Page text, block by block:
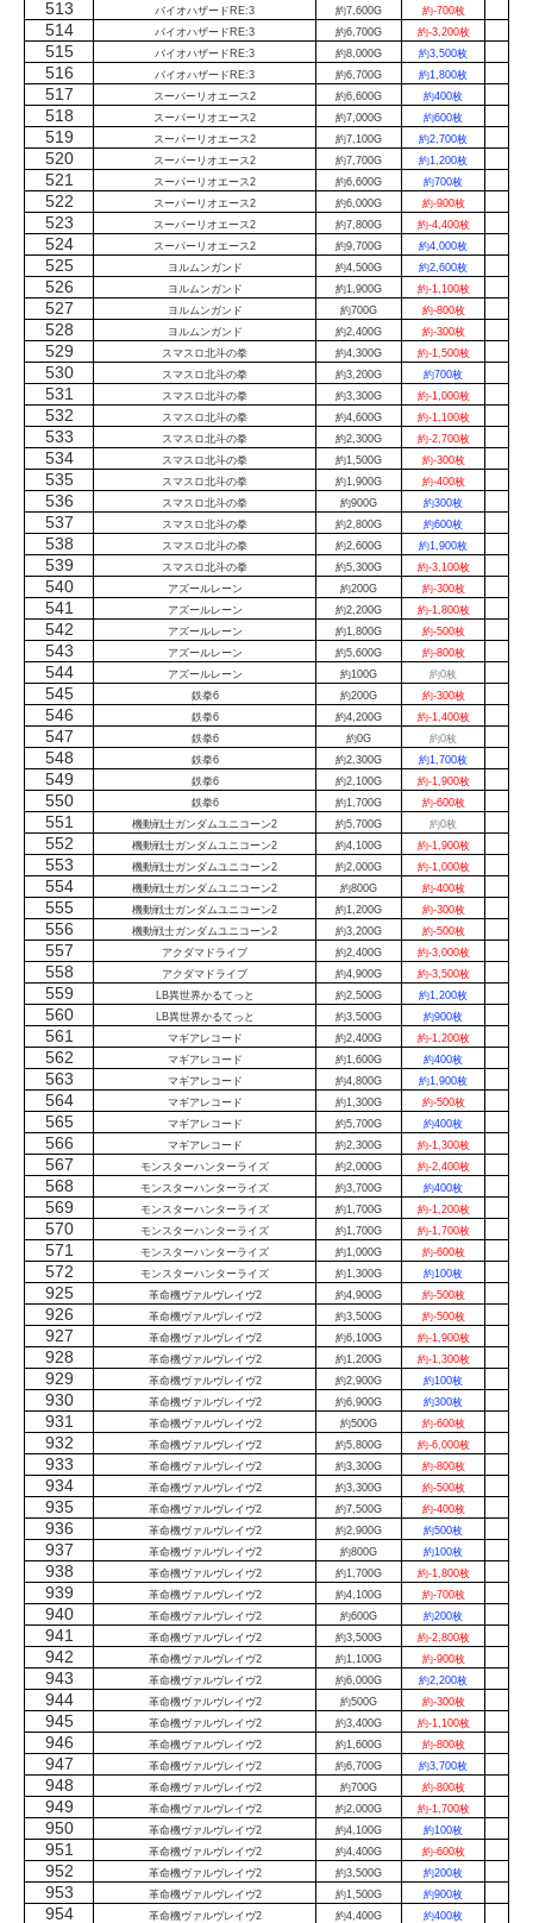
513 バイオハザードRE:3 約7,600G 約-700枚
514 バイオハザードRE:3 約6,700G 約-3,200枚
515 バイオハザードRE:3 約8,000G 約3,500枚
516 バイオハザードRE:3 約6,700G 約1,800枚
517 スーパーリオエース2 約6,600G 約400枚
518 スーパーリオエース2 約7,000G 約600枚
519 スーパーリオエース2 約7,100G 約2,700枚
520 スーパーリオエース2 約7,700G 約1,200枚
521 スーパーリオエース2 約6,600G 約700枚
522 スーパーリオエース2 約6,000G 約-900枚
523 スーパーリオエース2 約7,800G 約-4,400枚
524 スーパーリオエース2 約9,700G 約4,000枚
525 ヨルムンガンド 約4,500G 約2,600枚
526 ヨルムンガンド 約1,900G 約-1,100枚
527 ヨルムンガンド 約700G 約-800枚
528 ヨルムンガンド 約2,400G 約-300枚
529 スマスロ北斗の拳 約4,300G 約-1,500枚
530 スマスロ北斗の拳 約3,200G 約700枚
531 スマスロ北斗の拳 約3,300G 約-1,000枚
532 スマスロ北斗の拳 約4,600G 約-1,100枚
533 スマスロ北斗の拳 約2,300G 約-2,700枚
534 スマスロ北斗の拳 約1,500G 約-300枚
535 スマスロ北斗の拳 約1,900G 約-400枚
536 スマスロ北斗の拳 約900G 約300枚
537 スマスロ北斗の拳 約2,800G 約600枚
538 スマスロ北斗の拳 約2,600G 約1,900枚
539 スマスロ北斗の拳 約5,300G 約-3,100枚
540 アズールレーン 約200G 約-300枚
541 アズールレーン 約2,200G 約-1,800枚
542 アズールレーン 約1,800G 約-500枚
543 アズールレーン 約5,600G 約-800枚
544 アズールレーン 約100G 約0枚
545 鉄拳6 約200G 約-300枚
546 鉄拳6 約4,200G 約-1,400枚
547 鉄拳6 約0G 約0枚
548 鉄拳6 約2,300G 約1,700枚
549 鉄拳6 約2,100G 約-1,900枚
550 鉄拳6 約1,700G 約-600枚
551 機動戦士ガンダムユニコーン2 約5,700G 約0枚
552 機動戦士ガンダムユニコーン2 約4,100G 約-1,900枚
553 機動戦士ガンダムユニコーン2 約2,000G 約-1,000枚
554 機動戦士ガンダムユニコーン2 約800G 約-400枚
555 機動戦士ガンダムユニコーン2 約1,200G 約-300枚
556 機動戦士ガンダムユニコーン2 約3,200G 約-500枚
557 アクダマドライブ 約2,400G 約-3,000枚
558 アクダマドライブ 約4,900G 約-3,500枚
559 LB異世界かるてっと 約2,500G 約1,200枚
560 LB異世界かるてっと 約3,500G 約900枚
561 マギアレコード 約2,400G 約-1,200枚
562 マギアレコード 約1,600G 約400枚
563 マギアレコード 約4,800G 約1,900枚
564 マギアレコード 約1,300G 約-500枚
565 マギアレコード 約5,700G 約400枚
566 マギアレコード 約2,300G 約-1,300枚
567 モンスターハンターライズ 約2,000G 約-2,400枚
568 モンスターハンターライズ 約3,700G 約400枚
569 モンスターハンターライズ 約1,700G 約-1,200枚
570 モンスターハンターライズ 約1,700G 約-1,700枚
571 モンスターハンターライズ 約1,000G 約-600枚
572 モンスターハンターライズ 約1,300G 約100枚
925 革命機ヴァルヴレイヴ2 約4,900G 約-500枚
926 革命機ヴァルヴレイヴ2 約3,500G 約-500枚
927 革命機ヴァルヴレイヴ2 約6,100G 約-1,900枚
928 革命機ヴァルヴレイヴ2 約1,200G 約-1,300枚
929 革命機ヴァルヴレイヴ2 約2,900G 約100枚
930 革命機ヴァルヴレイヴ2 約6,900G 約300枚
931 革命機ヴァルヴレイヴ2 約500G 約-600枚
932 革命機ヴァルヴレイヴ2 約5,800G 約-6,000枚
933 革命機ヴァルヴレイヴ2 約3,300G 約-800枚
934 革命機ヴァルヴレイヴ2 約3,300G 約-500枚
935 革命機ヴァルヴレイヴ2 約7,500G 約-400枚
936 革命機ヴァルヴレイヴ2 約2,900G 約500枚
937 革命機ヴァルヴレイヴ2 約800G 約100枚
938 革命機ヴァルヴレイヴ2 約1,700G 約-1,800枚
939 革命機ヴァルヴレイヴ2 約4,100G 約-700枚
940 革命機ヴァルヴレイヴ2 約600G 約200枚
941 革命機ヴァルヴレイヴ2 約3,500G 約-2,800枚
942 革命機ヴァルヴレイヴ2 約1,100G 約-900枚
943 革命機ヴァルヴレイヴ2 約6,000G 約2,200枚
944 革命機ヴァルヴレイヴ2 約500G 約-300枚
945 革命機ヴァルヴレイヴ2 約3,400G 約-1,100枚
946 革命機ヴァルヴレイヴ2 約1,600G 約-800枚
947 革命機ヴァルヴレイヴ2 約6,700G 約3,700枚
948 革命機ヴァルヴレイヴ2 約700G 約-800枚
949 革命機ヴァルヴレイヴ2 約2,000G 約-1,700枚
950 革命機ヴァルヴレイヴ2 約4,100G 約100枚
951 革命機ヴァルヴレイヴ2 約4,400G 約-600枚
952 革命機ヴァルヴレイヴ2 約3,500G 約200枚
953 革命機ヴァルヴレイヴ2 約1,500G 約900枚
954 革命機ヴァルヴレイヴ2 約4,400G 約400枚